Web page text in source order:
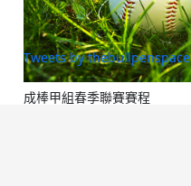
成棒甲組春季聯賽賽程
Tweets by thebullpenspace